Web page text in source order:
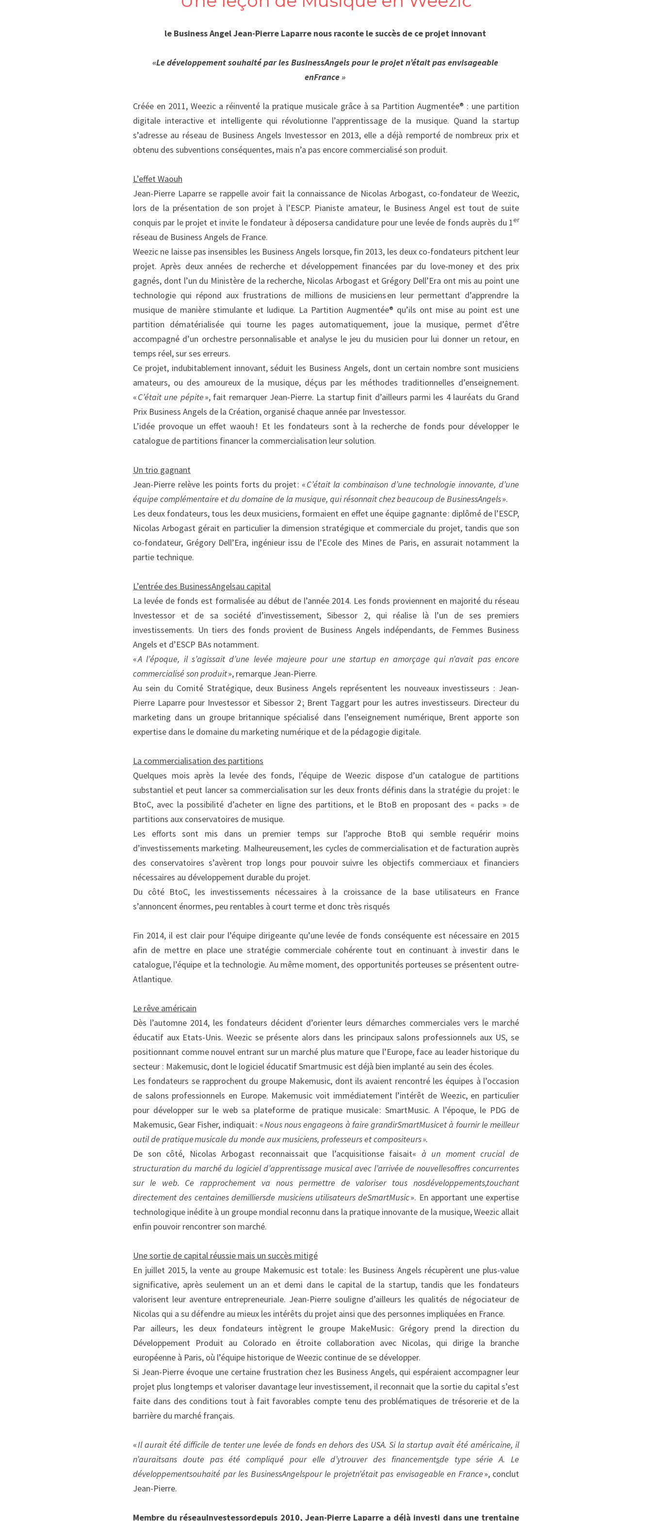
le Business Angel Jean-Pierre Laparre nous raconte le succès de ce projet innovant
«Le développement souhaité par les BusinessAngels pour le projet n’était pas envisageable
enFrance»
Créée en 2011, Weezic a réinventé la pratique musicale grâce à sa Partition Augmentée® : une partition
digitale interactive et intelligente qui révolutionne l’apprentissage de la musique. Quand la startup
s’adresse au réseau de Business Angels Investessor en 2013, elle a déjà remporté de nombreux prix et
obtenu des subventions conséquentes, mais n’a pas encore commercialisé son produit.
L’effet Waouh
Jean-Pierre Laparre se rappelle avoir fait la connaissance de Nicolas Arbogast, co-fondateur de Weezic,
lors de la présentation de son projet à l’ESCP. Pianiste amateur, le Business Angel est tout de suite
conquis par le projet et invite le fondateur à déposersa candidature pour une levée de fonds auprès du 1er
réseau de Business Angels de France.
Weezic ne laisse pas insensibles les Business Angels lorsque, fin 2013, les deux co-fondateurs pitchent leur
projet. Après deux années de recherche et développement financées par du love-money et des prix
gagnés, dont l’un du Ministère de la recherche, Nicolas Arbogast et Grégory Dell’Era ont mis au point une
technologie qui répond aux frustrations de millions de musiciens en leur permettant d’apprendre la
musique de manière stimulante et ludique. La Partition Augmentée® qu’ils ont mise au point est une
partition dématérialisée qui tourne les pages automatiquement, joue la musique, permet d’être
accompagné d’un orchestre personnalisable et analyse le jeu du musicien pour lui donner un retour, en
temps réel, sur ses erreurs.
Ce projet, indubitablement innovant, séduit les Business Angels, dont un certain nombre sont musiciens
amateurs, ou des amoureux de la musique, déçus par les méthodes traditionnelles d’enseignement.
« C’était une pépite », fait remarquer Jean-Pierre. La startup finit d’ailleurs parmi les 4 lauréats du Grand
Prix Business Angels de la Création, organisé chaque année par Investessor.
L’idée provoque un effet waouh ! Et les fondateurs sont à la recherche de fonds pour développer le
catalogue de partitions financer la commercialisation leur solution.
Un trio gagnant
Jean-Pierre relève les points forts du projet : « C’était la combinaison d’une technologie innovante, d’une
équipe complémentaire et du domaine de la musique, qui résonnait chez beaucoup de BusinessAngels ».
Les deux fondateurs, tous les deux musiciens, formaient en effet une équipe gagnante : diplômé de l’ESCP,
Nicolas Arbogast gérait en particulier la dimension stratégique et commerciale du projet, tandis que son
co-fondateur, Grégory Dell’Era, ingénieur issu de l’Ecole des Mines de Paris, en assurait notamment la
partie technique.
L’entrée des BusinessAngelsau capital
La levée de fonds est formalisée au début de l’année 2014. Les fonds proviennent en majorité du réseau
Investessor et de sa société d’investissement, Sibessor 2, qui réalise là l’un de ses premiers
investissements. Un tiers des fonds provient de Business Angels indépendants, de Femmes Business
Angels et d’ESCP BAs notamment.
« A l’époque, il s’agissait d’une levée majeure pour une startup en amorçage qui n’avait pas encore
commercialisé son produit », remarque Jean-Pierre.
Au sein du Comité Stratégique, deux Business Angels représentent les nouveaux investisseurs : Jean-
Pierre Laparre pour Investessor et Sibessor 2 ; Brent Taggart pour les autres investisseurs. Directeur du
marketing dans un groupe britannique spécialisé dans l’enseignement numérique, Brent apporte son
expertise dans le domaine du marketing numérique et de la pédagogie digitale.
La commercialisation des partitions
Quelques mois après la levée des fonds, l’équipe de Weezic dispose d’un catalogue de partitions
substantiel et peut lancer sa commercialisation sur les deux fronts définis dans la stratégie du projet : le
BtoC, avec la possibilité d’acheter en ligne des partitions, et le BtoB en proposant des « packs » de
partitions aux conservatoires de musique.
Les efforts sont mis dans un premier temps sur l’approche BtoB qui semble requérir moins
d’investissements marketing. Malheureusement, les cycles de commercialisation et de facturation auprès
des conservatoires s’avèrent trop longs pour pouvoir suivre les objectifs commerciaux et financiers
nécessaires au développement durable du projet.
Du côté BtoC, les investissements nécessaires à la croissance de la base utilisateurs en France
s’annoncent énormes, peu rentables à court terme et donc très risqués
Fin 2014, il est clair pour l’équipe dirigeante qu’une levée de fonds conséquente est nécessaire en 2015
afin de mettre en place une stratégie commerciale cohérente tout en continuant à investir dans le
catalogue, l’équipe et la technologie. Au même moment, des opportunités porteuses se présentent outre-
Atlantique.
Le rêve américain
Dès l’automne 2014, les fondateurs décident d’orienter leurs démarches commerciales vers le marché
éducatif aux Etats-Unis. Weezic se présente alors dans les principaux salons professionnels aux US, se
positionnant comme nouvel entrant sur un marché plus mature que l’Europe, face au leader historique du
secteur : Makemusic, dont le logiciel éducatif Smartmusic est déjà bien implanté au sein des écoles.
Les fondateurs se rapprochent du groupe Makemusic, dont ils avaient rencontré les équipes à l’occasion
de salons professionnels en Europe. Makemusic voit immédiatement l’intérêt de Weezic, en particulier
pour développer sur le web sa plateforme de pratique musicale : SmartMusic. A l’époque, le PDG de
Makemusic, Gear Fisher, indiquait : « Nous nous engageons à faire grandirSmartMusicet à fournir le meilleur
outil de pratique musicale du monde aux musiciens, professeurs et compositeurs ».
De son côté, Nicolas Arbogast reconnaissait que l’acquisitionse faisait« à un moment crucial de
structuration du marché du logiciel d’apprentissage musical avec l’arrivée de nouvellesoffres concurrentes
sur le web. Ce rapprochement va nous permettre de valoriser tous nosdéveloppements,touchant
directement des centaines demilliersde musiciens utilisateurs deSmartMusic ». En apportant une expertise
technologique inédite à un groupe mondial reconnu dans la pratique innovante de la musique, Weezic allait
enfin pouvoir rencontrer son marché.
Une sortie de capital réussie mais un succès mitigé
En juillet 2015, la vente au groupe Makemusic est totale : les Business Angels récupèrent une plus-value
significative, après seulement un an et demi dans le capital de la startup, tandis que les fondateurs
valorisent leur aventure entrepreneuriale. Jean-Pierre souligne d’ailleurs les qualités de négociateur de
Nicolas qui a su défendre au mieux les intérêts du projet ainsi que des personnes impliquées en France.
Par ailleurs, les deux fondateurs intègrent le groupe MakeMusic : Grégory prend la direction du
Développement Produit au Colorado en étroite collaboration avec Nicolas, qui dirige la branche
européenne à Paris, où l’équipe historique de Weezic continue de se développer.
Si Jean-Pierre évoque une certaine frustration chez les Business Angels, qui espéraient accompagner leur
projet plus longtemps et valoriser davantage leur investissement, il reconnait que la sortie du capital s’est
faite dans des conditions tout à fait favorables compte tenu des problématiques de trésorerie et de la
barrière du marché français.
« Il aurait été difficile de tenter une levée de fonds en dehors des USA. Si la startup avait été américaine, il
n’auraitsans doute pas été compliqué pour elle d’ytrouver des financementsde type série A. Le
développementsouhaité par les BusinessAngelspour le projetn’était pas envisageable en France », conclut
Jean-Pierre.
Membre du réseauInvestessordepuis 2010, Jean-Pierre Laparre a déjà investi dans une trentaine